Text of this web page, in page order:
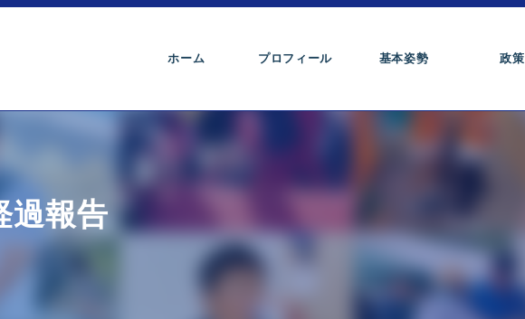
ホーム プロフィール 基本姿勢 政策
過報告